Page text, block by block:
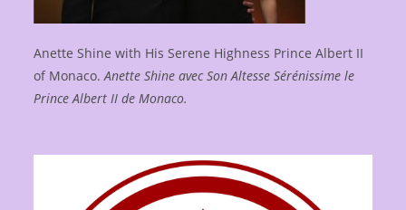
Anette Shine with His Serene Highness Prince Albert II
of Monaco.Anette Shine avec Son Altesse Sérénissime le
Prince Albert II de Monaco.